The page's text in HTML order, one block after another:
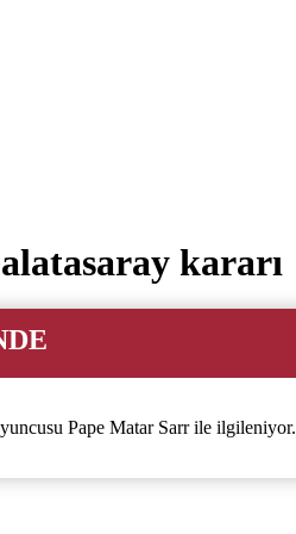
kararı
Pape Matar Sarr ile ilgileniyor.